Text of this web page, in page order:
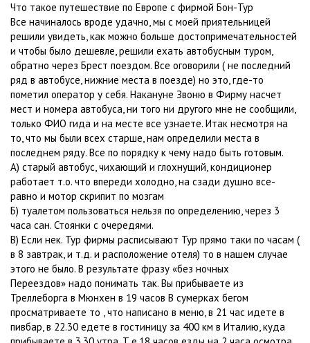
Что такое путешествие по Европе с фирмой Бон-Тур
Все начиналось вроде удачно, мы с моей приятельницей
решили увидеть, как можно больше достопримечательностей
и чтобы было дешевле, решили ехать автобусным туром,
обратно через Брест поездом. Все оговорили ( не последний
ряд в автобусе, нижние места в поезде) но это, где-то
пометил оператор у себя. Накануне Звоню в Фирму насчет
мест и номера автобуса, ни того ни другого мне не сообщили,
только ФИО гида и на месте все узнаете. Итак несмотря на
то, что мы были всех старше, нам определили места в
последнем ряду. Все по порядку к чему надо быть готовым.
А) старый автобус, чихающий и глохнущий, кондиционер
работает т.о. что впереди холодно, на сзади душно все-
равно и мотор скрипит по мозгам
Б) туалетом пользоваться нельзя по определению, через 3
часа сан. Стоянки с очередями.
В) Если нек. Тур фирмы расписывают Тур прямо таки по часам (
в 8 завтрак, и т.д. и расположение отеля) то в нашем случае
этого не было. В результате фразу «без ночных
Переездов» надо понимать так. Вы прибываете из
Треллеборга в Мюнхен в 19 часов В сумерках бегом
просматриваете то , что написано в меню, в 21 час идете в
пивбар, в 22.30 едете в гостиницу за 400 км в Италию, куда